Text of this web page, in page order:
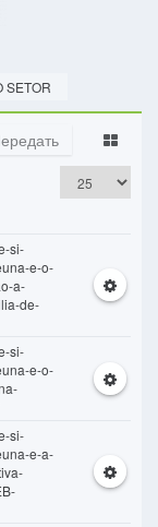
SETOR
si-
e-o-
a-
de-
si-
e-o-
si-
e-a-